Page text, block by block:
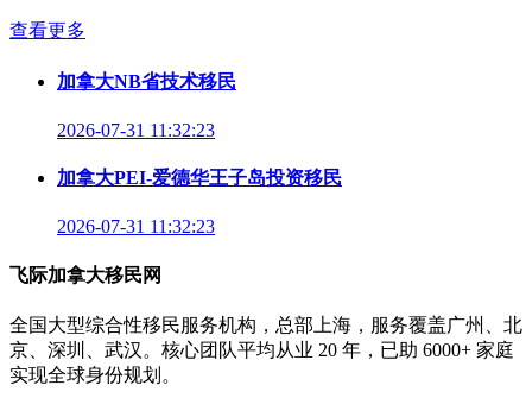
查看更多
加拿大NB省技术移民
2026-07-31 11:32:23
加拿大PEI-爱德华王子岛投资移民
2026-07-31 11:32:23
飞际加拿大移民网
全国大型综合性移民服务机构，总部上海，服务覆盖广州、北
京、深圳、武汉。核心团队平均从业 20 年，已助 6000+ 家庭
实现全球身份规划。